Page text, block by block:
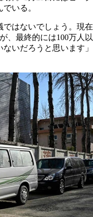
いる。
ではないでしょう。現在
、最終的には100万人以
いだろうと思います」